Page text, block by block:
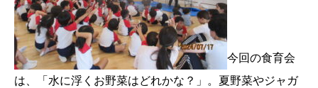
今回の食育会
は、「水に浮くお野菜はどれかな？」。夏野菜やジャガ